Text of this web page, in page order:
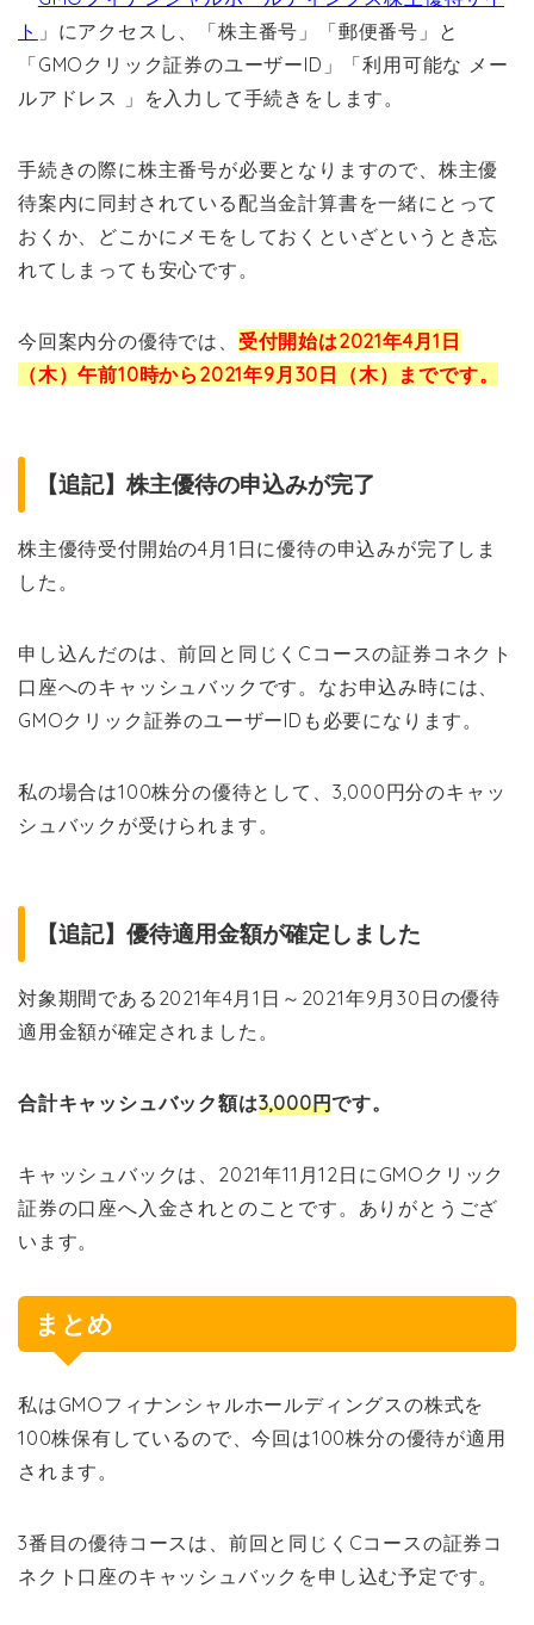
ト 」にアクセスし、「株主番号」「郵便番号」と
「GMOクリック証券のユーザーID」「利用可能な メー
ルアドレス 」を入力して手続きをします。
手続きの際に株主番号が必要となりますので、株主優
待案内に同封されている配当金計算書を一緒にとって
おくか、どこかにメモをしておくといざというとき忘
れてしまっても安心です。
今回案内分の優待では、 受付開始は2021年4月1日
（木）午前10時から2021年9月30日（木）までです。
【追記】株主優待の申込みが完了
株主優待受付開始の4月1日に優待の申込みが完了しま
した。
申し込んだのは、前回と同じくCコースの証券コネクト
口座へのキャッシュバックです。なお申込み時には、
GMOクリック証券のユーザーIDも必要になります。
私の場合は100株分の優待として、3,000円分のキャッ
シュバックが受けられます。
【追記】優待適用金額が確定しました
対象期間である2021年4月1日～2021年9月30日の優待
適用金額が確定されました。
合計キャッシュバック額は3,000円です。
キャッシュバックは、2021年11月12日にGMOクリック
証券の口座へ入金されとのことです。ありがとうござ
います。
まとめ
私はGMOフィナンシャルホールディングスの株式を
100株保有しているので、今回は100株分の優待が適用
されます。
3番目の優待コースは、前回と同じくCコースの証券コ
ネクト口座のキャッシュバックを申し込む予定です。